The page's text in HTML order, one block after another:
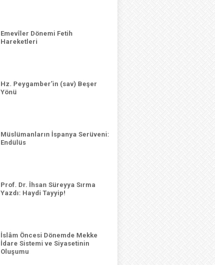
Emevîler Dönemi Fetih
Hareketleri
Hz. Peygamber’in (sav) Beşer
Yönü
Müslümanların İspanya Serüveni:
Endülüs
Prof. Dr. İhsan Süreyya Sırma
Yazdı: Haydi Tayyip!
İslâm Öncesi Dönemde Mekke
İdare Sistemi ve Siyasetinin
Oluşumu